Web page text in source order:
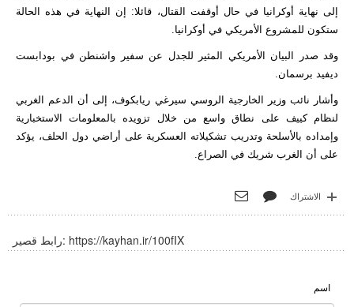
إلى نهاية أوكرانيا في حال أوقفت القتال، قائلا: إن النهاية في هذه الحالة
ستكون للمشروع الأمريكي في أوكرانيا.
وقد صدر البيان الأمريكي المثير للجدل عن سفير واشنطن في بودابست
ديفيد برسمان.
وأشار نائب وزير الخارجية الروسي سيرغي ريابكوف، إلى أن الدعم الغربي
لنظام كييف على نطاق واسع من خلال تزويده بالمعلومات الاستخبارية
وإمداده بالأسلحة وتدريب تشكيلاته العسكرية على أراضي دول الحلف، يؤكد
على أن الغرب شريك في الصراع.
الاشتراك
رابط قصير: https://kayhan.ir/100fIX
اسم